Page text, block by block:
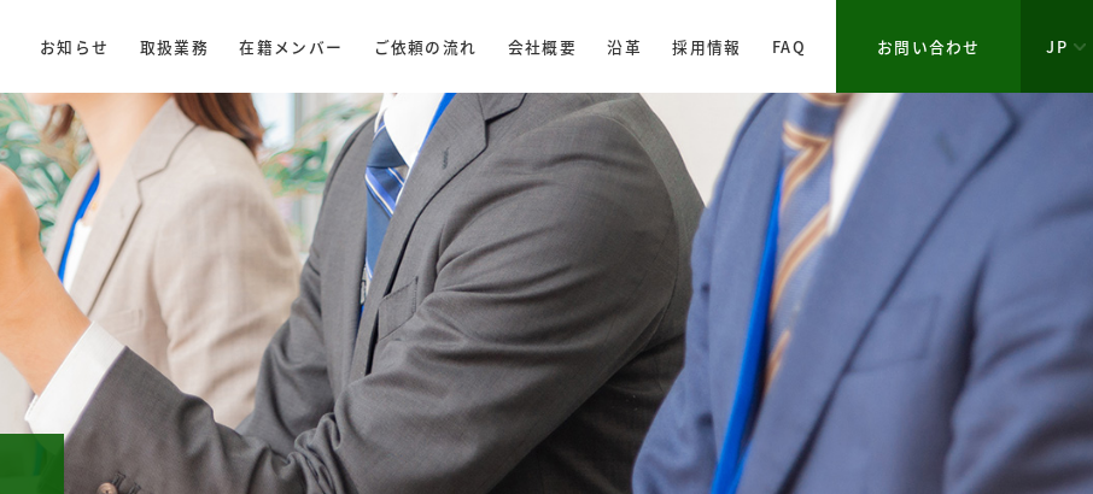
お知らせ 取扱業務
商業登記
会計
税務
相続・贈与
在籍メンバー ご依頼の流れ 会社概要 沿革 採用情報 FAQ お問い合わせ JP